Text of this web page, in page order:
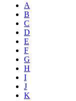
A
B
C
D
E
F
G
H
I
J
K